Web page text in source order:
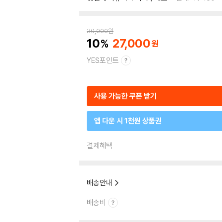
30,000원
10 27,000
YES포인트
사용 가능한 쿠폰 받기
앱 다운 시 1천원 상품권
결제혜택
배송안내
배송비